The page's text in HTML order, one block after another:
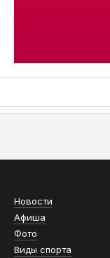
Новости
Афиша
Фото
Виды спорта